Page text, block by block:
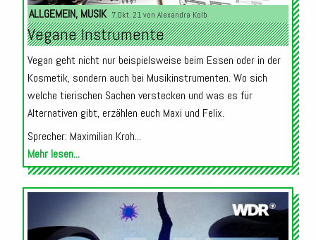
ALLGEMEIN, MUSIK 7.Okt. 21 von Alexandra Kolb
Vegane Instrumente
Vegan geht nicht nur beispielsweise beim Essen oder in der
Kosmetik, sondern auch bei Musikinstrumenten. Wo sich
welche tierischen Sachen verstecken und was es für
Alternativen gibt, erzählen euch Maxi und Felix.
Sprecher: Maximilian Kroh...
Mehr lesen...
Audio-
Player